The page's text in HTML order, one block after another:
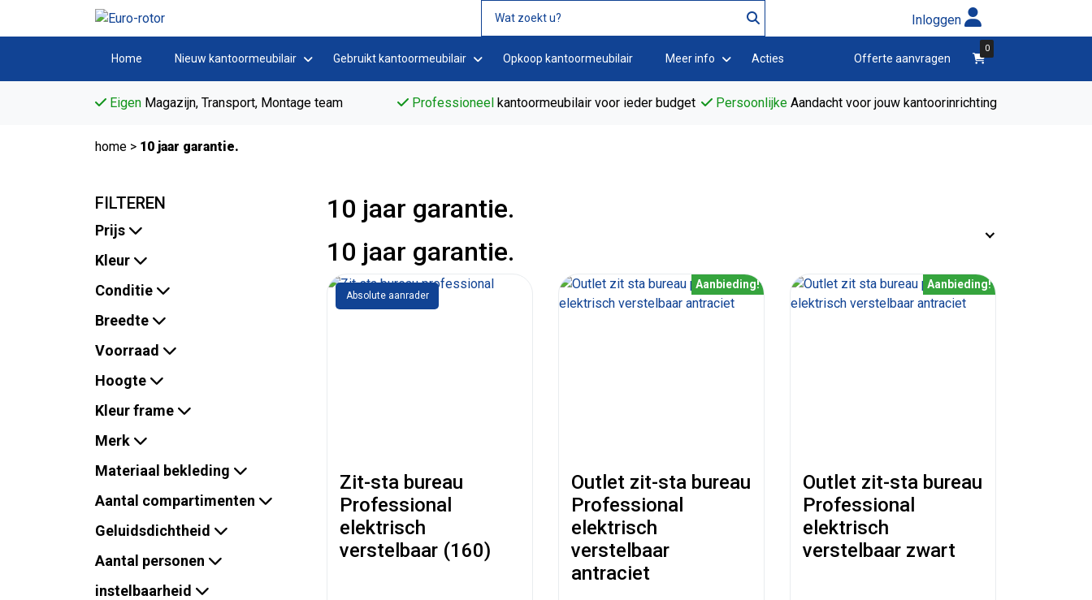
Inloggen
Home Nieuw kantoormeubilair Gebruikt kantoormeubilair Opkoop kantoormeubilair Meer info Acties winkelwagen
0
Offerte aanvragen
Eigen Magazijn, Transport, Montage team Professioneelkantoormeubilair voor ieder budget Persoonlijke Aandacht voor jouw kantoorinrichting
home > 10 jaar garantie.
FILTEREN
Prijs
Kleur
Conditie
Breedte
Voorraad
Hoogte
Kleur frame
Merk
Materiaal bekleding
Aantal compartimenten
Geluidsdichtheid
Aantal personen
instelbaarheid
10 jaar garantie.
10 jaar garantie.
Absolute aanrader
Zit-sta bureau
Professional
elektrisch
verstelbaar (160)
Aanbieding!
Outlet zit-sta bureau
Professional
elektrisch
verstelbaar
antraciet
Aanbieding!
Outlet zit-sta bureau
Professional
elektrisch
verstelbaar zwart